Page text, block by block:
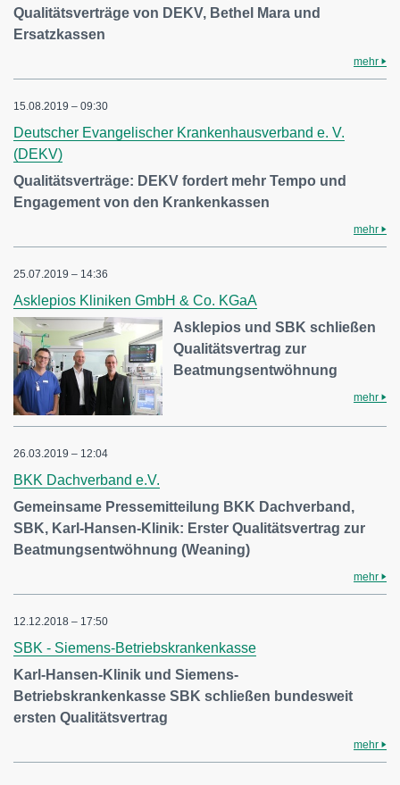
Qualitätsverträge von DEKV, Bethel Mara und
Ersatzkassen
mehr
15.08.2019 – 09:30
Deutscher Evangelischer Krankenhausverband e. V.
(DEKV)
Qualitätsverträge: DEKV fordert mehr Tempo und
Engagement von den Krankenkassen
mehr
25.07.2019 – 14:36
Asklepios Kliniken GmbH & Co. KGaA
Asklepios und SBK schließen
Qualitätsvertrag zur
Beatmungsentwöhnung
mehr
26.03.2019 – 12:04
BKK Dachverband e.V.
Gemeinsame Pressemitteilung BKK Dachverband,
SBK, Karl-Hansen-Klinik: Erster Qualitätsvertrag zur
Beatmungsentwöhnung (Weaning)
mehr
12.12.2018 – 17:50
SBK - Siemens-Betriebskrankenkasse
Karl-Hansen-Klinik und Siemens-
Betriebskrankenkasse SBK schließen bundesweit
ersten Qualitätsvertrag
mehr